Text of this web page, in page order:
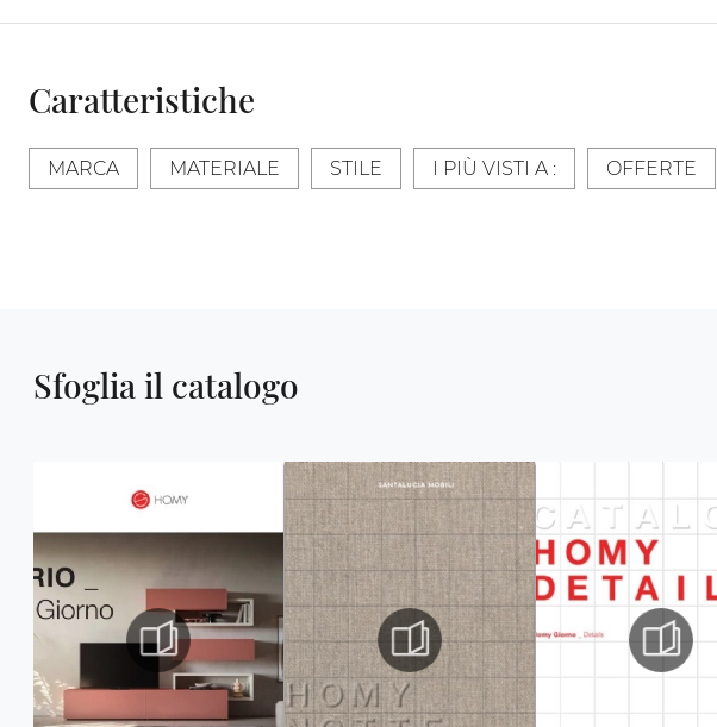
Caratteristiche
MARCA MATERIALE STILE I PIÙ VISTI A : OFFERTE
Sfoglia il catalogo